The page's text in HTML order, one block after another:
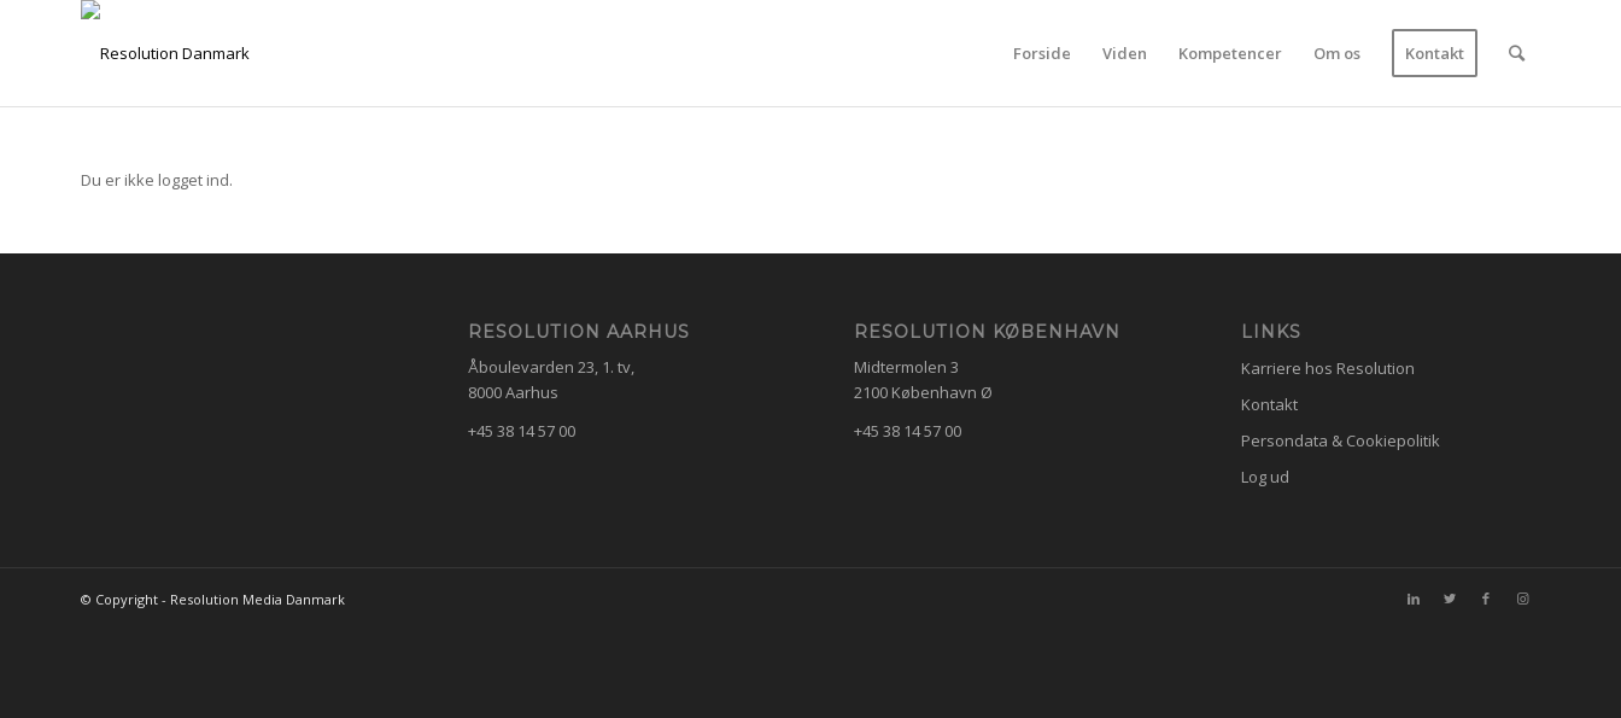
Forside Viden Kompetencer Om os Kontakt
Du er ikke logget ind.
RESOLUTION AARHUS
Åboulevarden 23, 1. tv,
8000 Aarhus
+45 38 14 57 00
RESOLUTION KØBENHAVN
Midtermolen 3
2100 København Ø
+45 38 14 57 00
LINKS
Karriere hos Resolution
Kontakt
Persondata & Cookiepolitik
Log ud
© Copyright - Resolution Media Danmark